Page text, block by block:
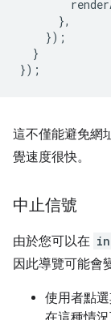
},
});
}
});
這不僅能避免網
覺速度很快。
中止信號
由於您可以在
因此導覽可能會
使用者點